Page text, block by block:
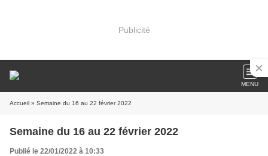
Publicité
MENU
Accueil » Semaine du 16 au 22 février 2022
Semaine du 16 au 22 février 2022
Publié le 22/01/2022 à 10:33